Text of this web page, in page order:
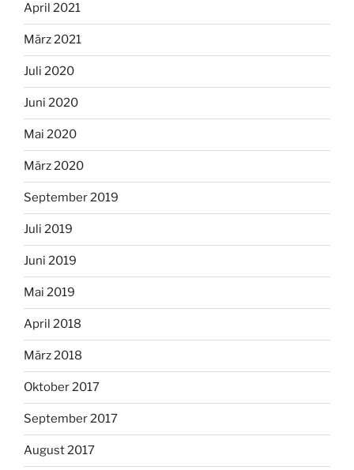
April 2021
März 2021
Juli 2020
Juni 2020
Mai 2020
März 2020
September 2019
Juli 2019
Juni 2019
Mai 2019
April 2018
März 2018
Oktober 2017
September 2017
August 2017